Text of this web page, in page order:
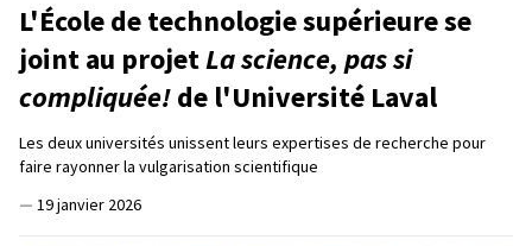
L'École de technologie supérieure se
joint au projetLa science, pas si
compliquée!de l'Université Laval
Les deux universités unissent leurs expertises de recherche pour
faire rayonner la vulgarisation scientifique
— 19 janvier 2026